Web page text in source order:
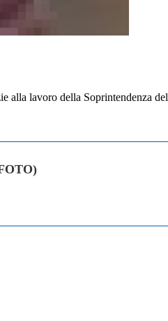
alla lavoro della Soprintendenza del